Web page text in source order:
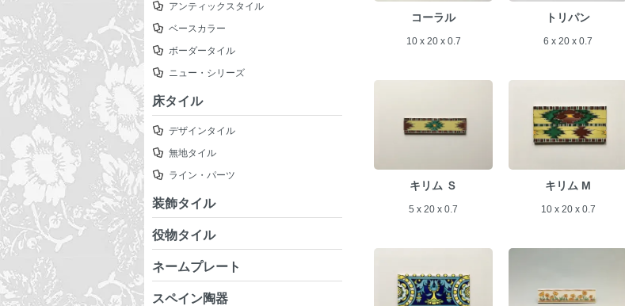
コーラル
10 x 20 x 0.7
トリパン
6 x 20 x 0.7
キリム Ｓ
5 x 20 x 0.7
キリム M
10 x 20 x 0.7
アンティックスタイル
ベースカラー
ボーダータイル
ニュー・シリーズ
床タイル
デザインタイル
無地タイル
ライン・パーツ
装飾タイル
役物タイル
ネームプレート
スペイン陶器